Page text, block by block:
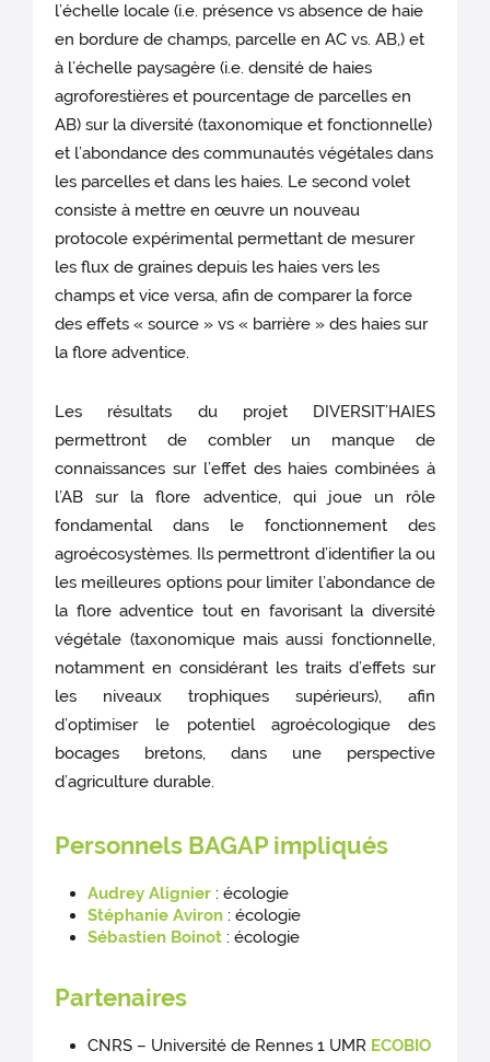
l’échelle locale (i.e. présence vs absence de haie
en bordure de champs, parcelle en AC vs. AB,) et
à l’échelle paysagère (i.e. densité de haies
agroforestières et pourcentage de parcelles en
AB) sur la diversité (taxonomique et fonctionnelle)
et l’abondance des communautés végétales dans
les parcelles et dans les haies. Le second volet
consiste à mettre en œuvre un nouveau
protocole expérimental permettant de mesurer
les flux de graines depuis les haies vers les
champs et vice versa, afin de comparer la force
des effets « source » vs « barrière » des haies sur
la flore adventice.
Les résultats du projet DIVERSIT’HAIES
permettront de combler un manque de
connaissances sur l’effet des haies combinées à
l’AB sur la flore adventice, qui joue un rôle
fondamental dans le fonctionnement des
agroécosystèmes. Ils permettront d’identifier la ou
les meilleures options pour limiter l’abondance de
la flore adventice tout en favorisant la diversité
végétale (taxonomique mais aussi fonctionnelle,
notamment en considérant les traits d’effets sur
les niveaux trophiques supérieurs), afin
d’optimiser le potentiel agroécologique des
bocages bretons, dans une perspective
d’agriculture durable.
Personnels BAGAP impliqués
Audrey Alignier : écologie
Stéphanie Aviron : écologie
Sébastien Boinot : écologie
Partenaires
CNRS – Université de Rennes 1 UMR ECOBIO